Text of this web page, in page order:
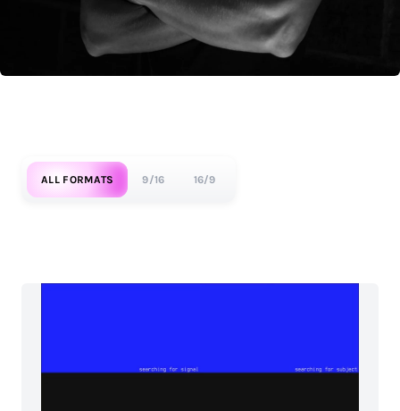
ALL FORMATS 9/16 16/9